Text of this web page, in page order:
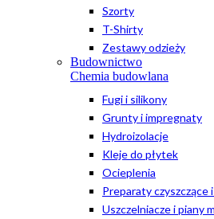
Szorty
T-Shirty
Zestawy odzieży
Budownictwo
Chemia budowlana
Fugi i silikony
Grunty i impregnaty
Hydroizolacje
Kleje do płytek
Ocieplenia
Preparaty czyszczące
Uszczelniacze i piany